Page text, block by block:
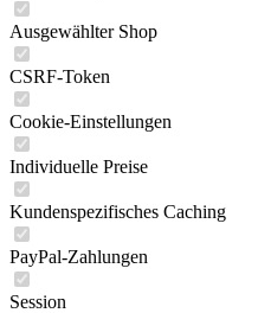
Ausgewählter Shop
CSRF-Token
Cookie-Einstellungen
Individuelle Preise
Kundenspezifisches Caching
PayPal-Zahlungen
Session